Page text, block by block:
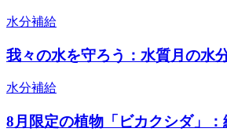
水分補給
我々の水を守ろう：水質月の水
水分補給
8月限定の植物「ビカクシダ」